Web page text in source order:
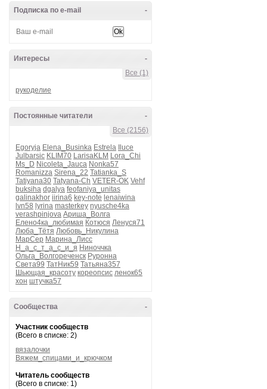
-
Подписка по e-mail
-
Интересы
Все (1)
рукоделие
-
Постоянные читатели
Все (2156)
Egoryja Elena_Businka Estrela
Iluce
Julbarsic KLIM70 LarisaKLM Lora_Chi
Ms_D Nicoleta_Jauca Nonka57
Romanizza Sirena_22 Tatianka_S
Tatiyana30 Tatyana-Ch VETER-OK Vehf
buksiha dgalya feofaniya_unitas
galinakhor iirina6 key-note lenaiwina
lvn58 lyrina masterkey nyusche4ka
verashpinjova Ариша_Волга
Елено4ка_любимая Котюся Ленуся71
Люба_Тётя Любовь_Никулина
МарСер Марина_Лисс
Н_а_с_т_а_с_и_я Ниноччка
Ольга_Волгореченск Руронна
Света99 ТатНик59 Татьяна357
Шьющая_красоту кореопсис ленок65
хон штучка57
-
Сообщества
Участник сообществ
(Всего в списке: 2)
вязалочки
Вяжем_спицами_и_крючком
Читатель сообществ
(Всего в списке: 1)